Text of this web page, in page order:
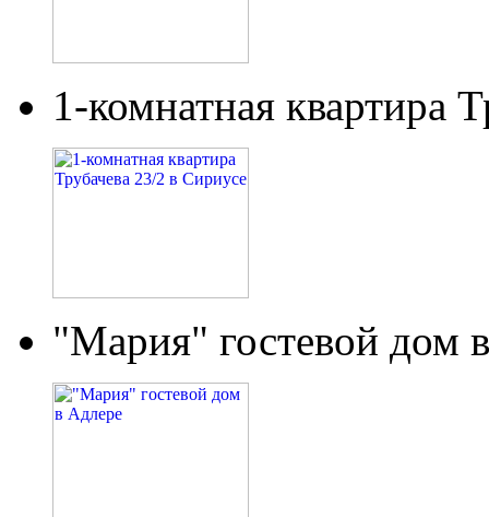
1-комнатная квартира
"Мария" гостевой дом